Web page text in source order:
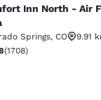
- Air
Inn North - Air
Springs, CO
9.91
de 3.77 estrellas.
(1708)